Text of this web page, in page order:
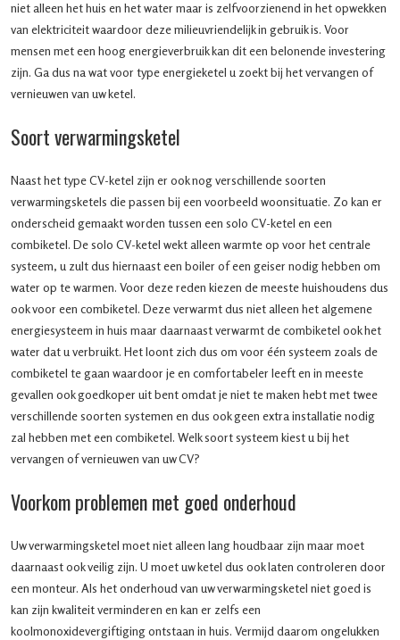
niet alleen het huis en het water maar is zelfvoorzienend in het opwekken
van elektriciteit waardoor deze milieuvriendelijk in gebruik is. Voor
mensen met een hoog energieverbruik kan dit een belonende investering
zijn. Ga dus na wat voor type energieketel u zoekt bij het vervangen of
vernieuwen van uw ketel.
Soort verwarmingsketel
Naast het type CV-ketel zijn er ook nog verschillende soorten
verwarmingsketels die passen bij een voorbeeld woonsituatie. Zo kan er
onderscheid gemaakt worden tussen een solo CV-ketel en een
combiketel. De solo CV-ketel wekt alleen warmte op voor het centrale
systeem, u zult dus hiernaast een boiler of een geiser nodig hebben om
water op te warmen. Voor deze reden kiezen de meeste huishoudens dus
ook voor een combiketel. Deze verwarmt dus niet alleen het algemene
energiesysteem in huis maar daarnaast verwarmt de combiketel ook het
water dat u verbruikt. Het loont zich dus om voor één systeem zoals de
combiketel te gaan waardoor je en comfortabeler leeft en in meeste
gevallen ook goedkoper uit bent omdat je niet te maken hebt met twee
verschillende soorten systemen en dus ook geen extra installatie nodig
zal hebben met een combiketel. Welk soort systeem kiest u bij het
vervangen of vernieuwen van uw CV?
Voorkom problemen met goed onderhoud
Uw verwarmingsketel moet niet alleen lang houdbaar zijn maar moet
daarnaast ook veilig zijn. U moet uw ketel dus ook laten controleren door
een monteur. Als het onderhoud van uw verwarmingsketel niet goed is
kan zijn kwaliteit verminderen en kan er zelfs een
koolmonoxidevergiftiging ontstaan in huis. Vermijd daarom ongelukken